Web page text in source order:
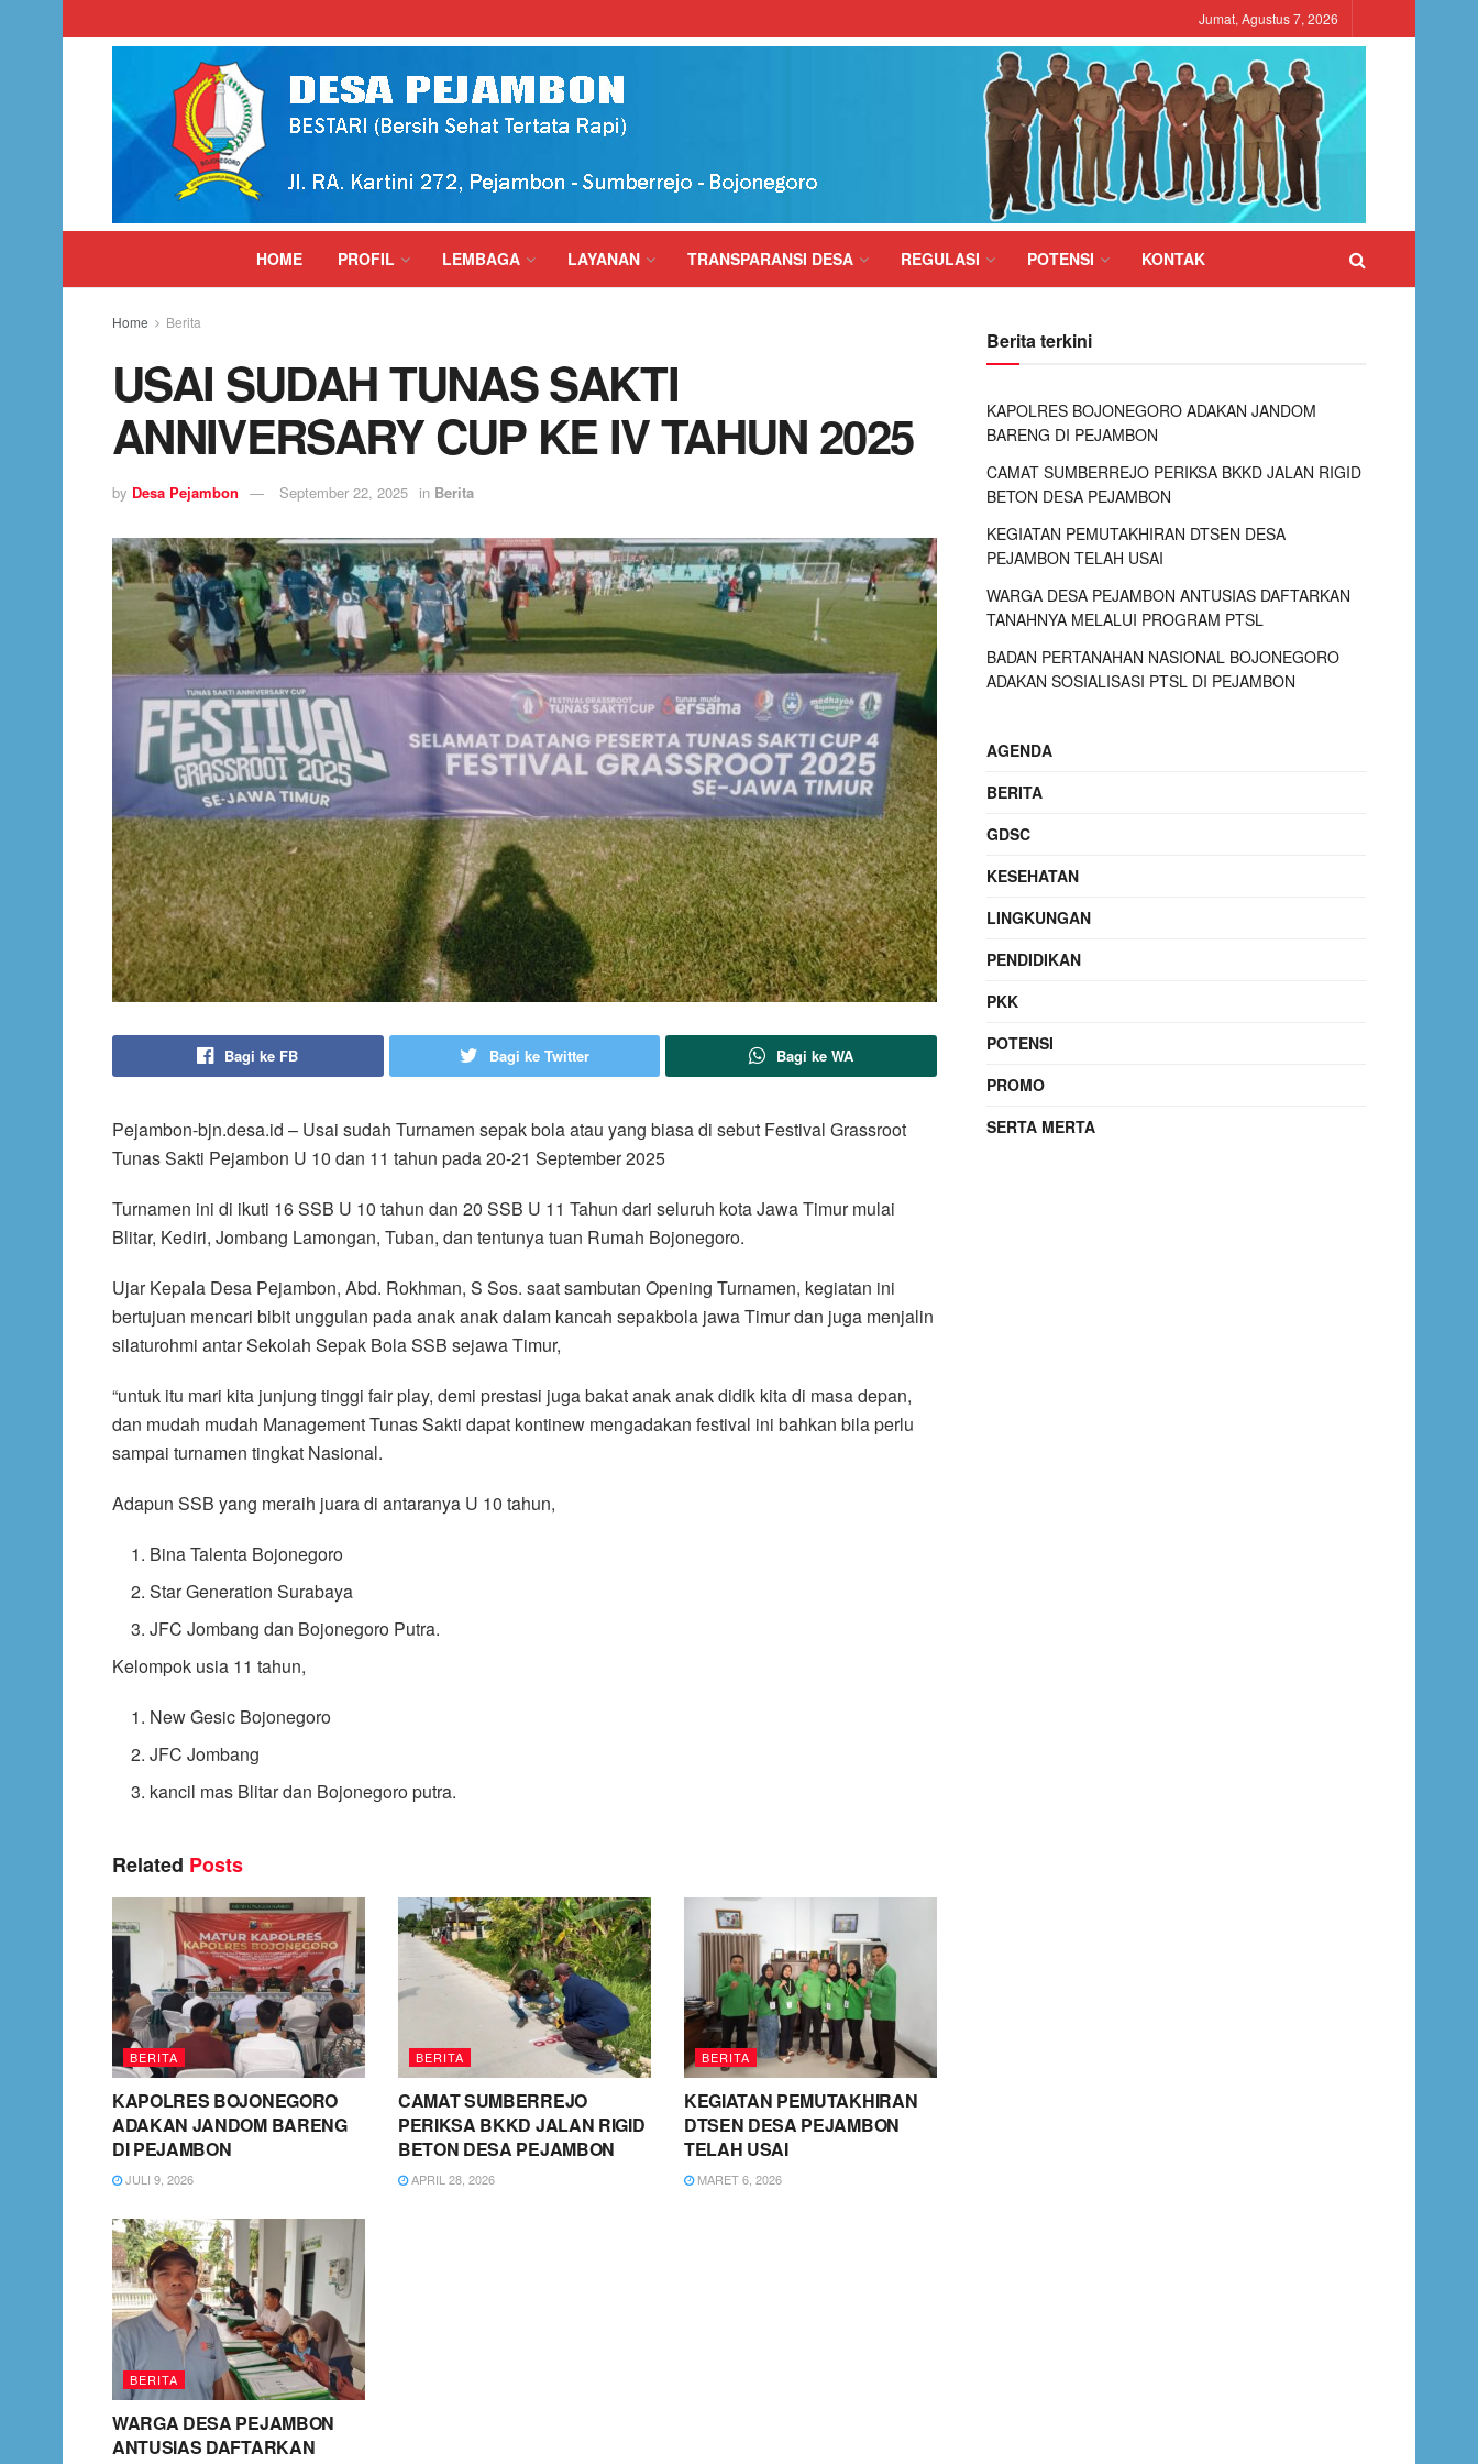
Jumat, Agustus 7, 2026
HOME PROFIL LEMBAGA LAYANAN TRANSPARANSI DESA REGULASI POTENSI KONTAK
Home Berita
USAI SUDAH TUNAS SAKTI
ANNIVERSARY CUP KE IV TAHUN 2025
by Desa Pejambon September 22, 2025 in Berita
Bagi ke FB Bagi ke Twitter Bagi ke WA
Pejambon-bjn.desa.id – Usai sudah Turnamen sepak bola atau yang biasa di sebut Festival Grassroot
Tunas Sakti Pejambon U 10 dan 11 tahun pada 20-21 September 2025
Turnamen ini di ikuti 16 SSB U 10 tahun dan 20 SSB U 11 Tahun dari seluruh kota Jawa Timur mulai
Blitar, Kediri, Jombang Lamongan, Tuban, dan tentunya tuan Rumah Bojonegoro.
Ujar Kepala Desa Pejambon, Abd. Rokhman, S Sos. saat sambutan Opening Turnamen, kegiatan ini
bertujuan mencari bibit unggulan pada anak anak dalam kancah sepakbola jawa Timur dan juga menjalin
silaturohmi antar Sekolah Sepak Bola SSB sejawa Timur,
“untuk itu mari kita junjung tinggi fair play, demi prestasi juga bakat anak anak didik kita di masa depan,
dan mudah mudah Management Tunas Sakti dapat kontinew mengadakan festival ini bahkan bila perlu
sampai turnamen tingkat Nasional.
Adapun SSB yang meraih juara di antaranya U 10 tahun,
Bina Talenta Bojonegoro
Star Generation Surabaya
JFC Jombang dan Bojonegoro Putra.
Kelompok usia 11 tahun,
New Gesic Bojonegoro
JFC Jombang
kancil mas Blitar dan Bojonegoro putra.
Related Posts
BERITA
KAPOLRES BOJONEGORO
ADAKAN JANDOM BARENG
DI PEJAMBON
JULI 9, 2026
BERITA
CAMAT SUMBERREJO
PERIKSA BKKD JALAN RIGID
BETON DESA PEJAMBON
APRIL 28, 2026
BERITA
KEGIATAN PEMUTAKHIRAN
DTSEN DESA PEJAMBON
TELAH USAI
MARET 6, 2026
BERITA
WARGA DESA PEJAMBON
ANTUSIAS DAFTARKAN
Berita terkini
KAPOLRES BOJONEGORO ADAKAN JANDOM
BARENG DI PEJAMBON
CAMAT SUMBERREJO PERIKSA BKKD JALAN RIGID
BETON DESA PEJAMBON
KEGIATAN PEMUTAKHIRAN DTSEN DESA
PEJAMBON TELAH USAI
WARGA DESA PEJAMBON ANTUSIAS DAFTARKAN
TANAHNYA MELALUI PROGRAM PTSL
BADAN PERTANAHAN NASIONAL BOJONEGORO
ADAKAN SOSIALISASI PTSL DI PEJAMBON
AGENDA
BERITA
GDSC
KESEHATAN
LINGKUNGAN
PENDIDIKAN
PKK
POTENSI
PROMO
SERTA MERTA